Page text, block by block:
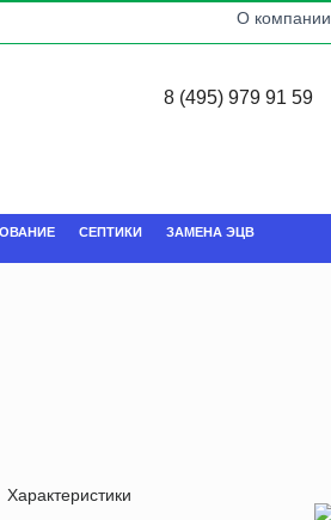
О компании
8 (495) 979 91 59
СЕПТИКИ ЗАМЕНА ЭЦВ
Характеристики